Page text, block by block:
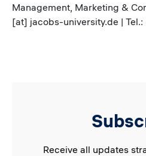
Management, Marketing &
[at] jacobs-university.de |
Receive all updates